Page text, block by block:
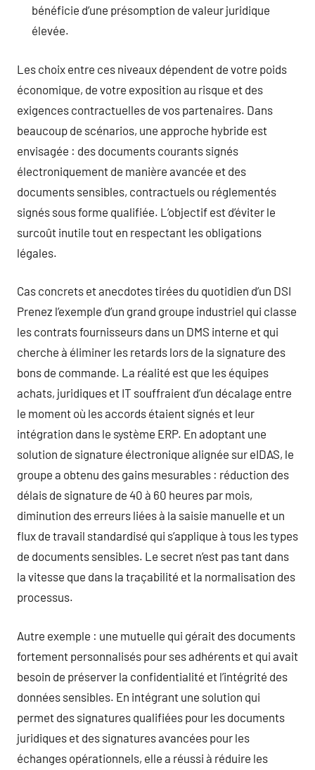
bénéficie d’une présomption de valeur juridique
élevée.
Les choix entre ces niveaux dépendent de votre poids
économique, de votre exposition au risque et des
exigences contractuelles de vos partenaires. Dans
beaucoup de scénarios, une approche hybride est
envisagée : des documents courants signés
électroniquement de manière avancée et des
documents sensibles, contractuels ou réglementés
signés sous forme qualifiée. L’objectif est d’éviter le
surcoût inutile tout en respectant les obligations
légales.
Cas concrets et anecdotes tirées du quotidien d’un DSI
Prenez l’exemple d’un grand groupe industriel qui classe
les contrats fournisseurs dans un DMS interne et qui
cherche à éliminer les retards lors de la signature des
bons de commande. La réalité est que les équipes
achats, juridiques et IT souffraient d’un décalage entre
le moment où les accords étaient signés et leur
intégration dans le système ERP. En adoptant une
solution de signature électronique alignée sur eIDAS, le
groupe a obtenu des gains mesurables : réduction des
délais de signature de 40 à 60 heures par mois,
diminution des erreurs liées à la saisie manuelle et un
flux de travail standardisé qui s’applique à tous les types
de documents sensibles. Le secret n’est pas tant dans
la vitesse que dans la traçabilité et la normalisation des
processus.
Autre exemple : une mutuelle qui gérait des documents
fortement personnalisés pour ses adhérents et qui avait
besoin de préserver la confidentialité et l’intégrité des
données sensibles. En intégrant une solution qui
permet des signatures qualifiées pour les documents
juridiques et des signatures avancées pour les
échanges opérationnels, elle a réussi à réduire les